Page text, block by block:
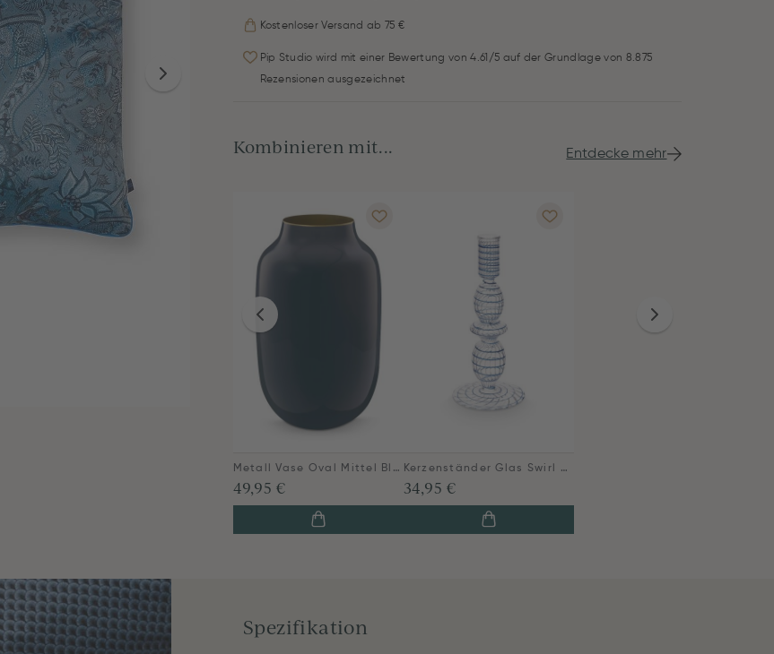
Kostenloser Versand ab 75 €
Pip Studio wird mit einer Bewertung von 4.61/5 auf der Grundlage von 8.875
Rezensionen ausgezeichnet
Kombinieren mit... Entdecke mehr
Metall Vase Oval Mittel Blau 30cm
49,95 €
Kerzenständer Glas Swirl Dunkelblau 20cm
34,95 €
Spezifikation